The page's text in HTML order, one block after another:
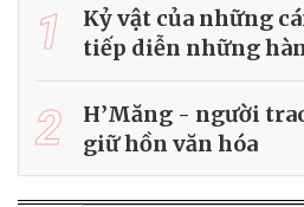
1
Kỷ vật của những
tiếp diễn những
2
H’Măng - người
giữ hồn văn hóa